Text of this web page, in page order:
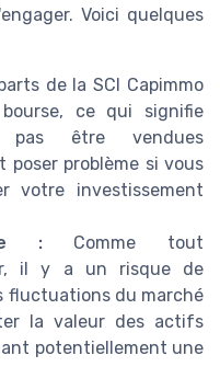
Voici quelques
de la SCI Capimmo
ce qui signifie
pas être vendues
poser problème si vous
votre investissement
:Comme tout
il y a un risque de
fluctuations du marché
la valeur des actifs
potentiellement une